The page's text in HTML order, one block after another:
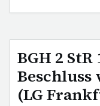
BGH 2 StR
Beschluss
(LG